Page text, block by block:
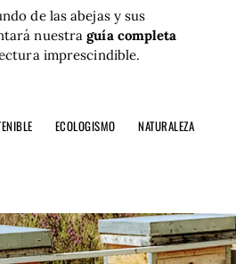
de las abejas y sus
nuestra guía completa
imprescindible.
ECOLOGISMO
NATURALEZA